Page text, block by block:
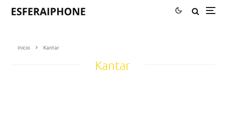
Inicio Kantar
Kantar